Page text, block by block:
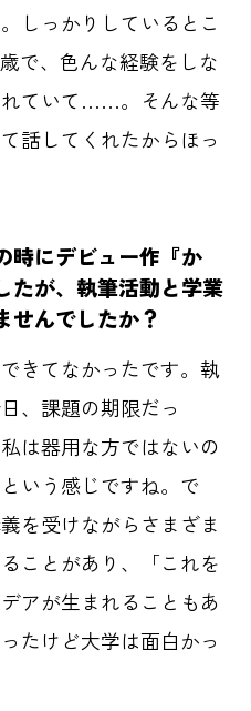
しっかりしているとこ
で、色んな経験をしな
れていて……。そんな等
話してくれたからほっ
にデビュー作『か
たが、執筆活動と学業
せんでしたか？
きてなかったです。執
、課題の期限だっ
は器用な方ではないの
いう感じですね。で
を受けながらさまざま
ことがあり、「これを
アが生まれることもあ
たけど大学は面白かっ